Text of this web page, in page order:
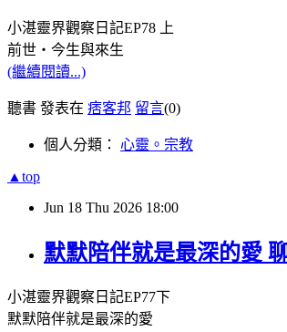
小湛靈界觀察日記EP78
上
前世・今生與來生
(繼續閱讀...)
聽書 發表在 痞客邦 留言(0)
個人分類： 心靈。宗教
▲top
Jun 18 Thu 2026 18:00
默默陪伴就是最深的愛
小湛靈界觀察日記EP77下
默默陪伴就是最深的愛